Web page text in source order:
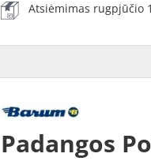
Atsiėmimas rugpjūčio
Padangos